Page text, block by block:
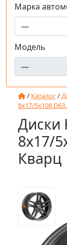
Марка
Модель
/ Каталог/
8x17/5x108
Диски
8x17/
Кварц